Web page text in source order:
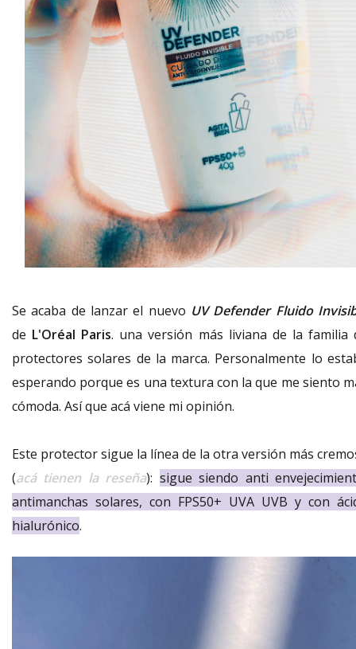
Se acaba de lanzar el nuevo UV Defender Fluido
de L'Oréal Paris. una versión más liviana de la familia
protectores solares de la marca. Personalmente lo
esperando porque es una textura con la que me siento
cómoda. Así que acá viene mi opinión.
Este protector sigue la línea de la otra versión más
(acá tienen la reseña): sigue siendo anti
antimanchas solares, con FPS50+ UVA UVB y con
hialurónico.